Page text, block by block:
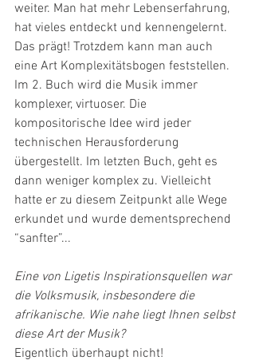
weiter. Man hat mehr Lebenserfahrung,
hat vieles entdeckt und kennengelernt.
Das prägt! Trotzdem kann man auch
eine Art Komplexitätsbogen feststellen.
Im 2. Buch wird die Musik immer
komplexer, virtuoser. Die
kompositorische Idee wird jeder
technischen Herausforderung
übergestellt. Im letzten Buch, geht es
dann weniger komplex zu. Vielleicht
hatte er zu diesem Zeitpunkt alle Wege
erkundet und wurde dementsprechend
“sanfter”...
Eine von Ligetis Inspirationsquellen war
die Volksmusik, insbesondere die
afrikanische. Wie nahe liegt Ihnen selbst
diese Art der Musik?
Eigentlich überhaupt nicht!